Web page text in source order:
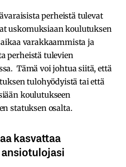
perheistä tulevat
uskomuksiaan koulutuksen
varakkaammista ja
perheistä tulevien
Tämä voi johtua siitä, että
tulohyödyistä tai että
koulutukseen
statuksen osalta.
kasvattaa